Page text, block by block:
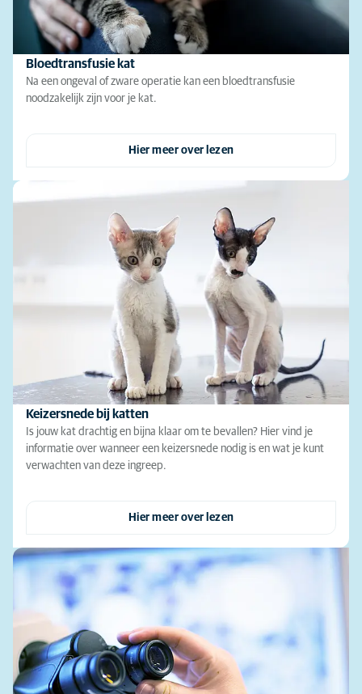
Bloedtransfusie kat
Na een ongeval of zware operatie kan een bloedtransfusie
noodzakelijk zijn voor je kat.
Hier meer over lezen
Keizersnede bij katten
Is jouw kat drachtig en bijna klaar om te bevallen? Hier vind je
informatie over wanneer een keizersnede nodig is en wat je kunt
verwachten van deze ingreep.
Hier meer over lezen